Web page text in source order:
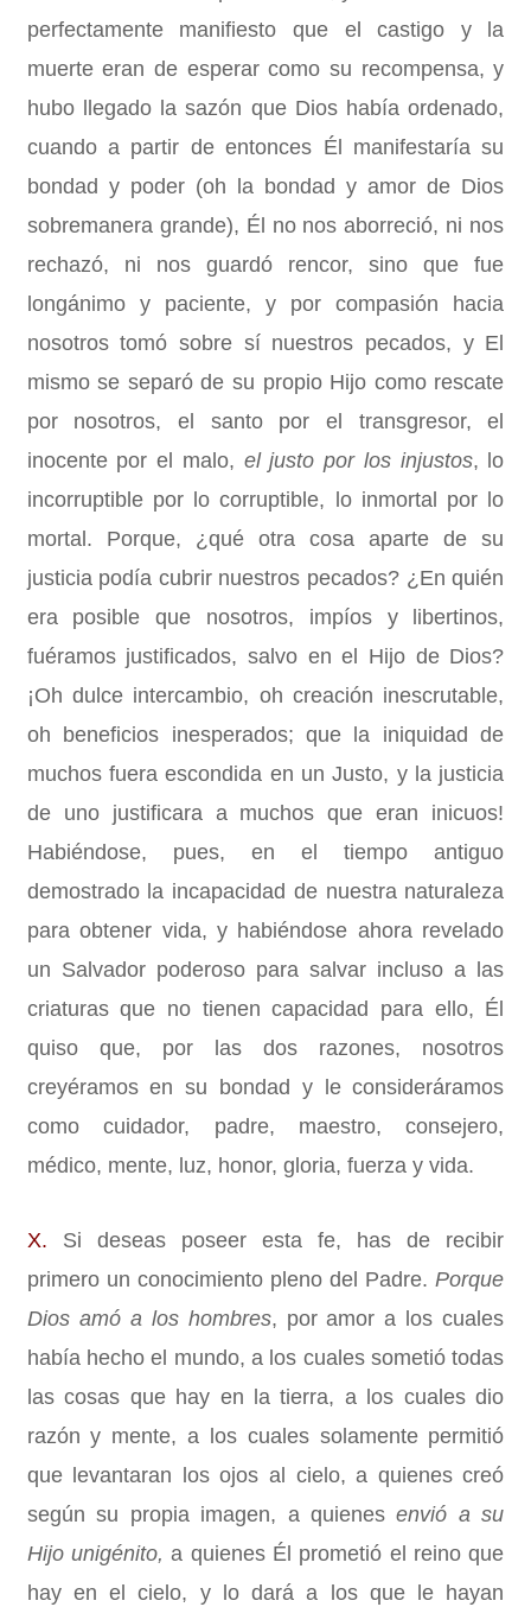
perfectamente manifiesto que el castigo y la
muerte eran de esperar como su recompensa, y
hubo llegado la sazón que Dios había ordenado,
cuando a partir de entonces Él manifestaría su
bondad y poder (oh la bondad y amor de Dios
sobremanera grande), Él no nos aborreció, ni nos
rechazó, ni nos guardó rencor, sino que fue
longánimo y paciente, y por compasión hacia
nosotros tomó sobre sí nuestros pecados, y El
mismo se separó de su propio Hijo como rescate
por nosotros, el santo por el transgresor, el
inocente por el malo, el justo por los injustos, lo
incorruptible por lo corruptible, lo inmortal por lo
mortal. Porque, ¿qué otra cosa aparte de su
justicia podía cubrir nuestros pecados? ¿En quién
era posible que nosotros, impíos y libertinos,
fuéramos justificados, salvo en el Hijo de Dios?
¡Oh dulce intercambio, oh creación inescrutable,
oh beneficios inesperados; que la iniquidad de
muchos fuera escondida en un Justo, y la justicia
de uno justificara a muchos que eran inicuos!
Habiéndose, pues, en el tiempo antiguo
demostrado la incapacidad de nuestra naturaleza
para obtener vida, y habiéndose ahora revelado
un Salvador poderoso para salvar incluso a las
criaturas que no tienen capacidad para ello, Él
quiso que, por las dos razones, nosotros
creyéramos en su bondad y le consideráramos
como cuidador, padre, maestro, consejero,
médico, mente, luz, honor, gloria, fuerza y vida.
X. Si deseas poseer esta fe, has de recibir
primero un conocimiento pleno del Padre.Porque
Dios amó a los hombres, por amor a los cuales
había hecho el mundo, a los cuales sometió todas
las cosas que hay en la tierra, a los cuales dio
razón y mente, a los cuales solamente permitió
que levantaran los ojos al cielo, a quienes creó
según su propia imagen, a quienesenvió a su
Hijo unigénito,a quienes Él prometió el reino que
hay en el cielo, y lo dará a los que le hayan